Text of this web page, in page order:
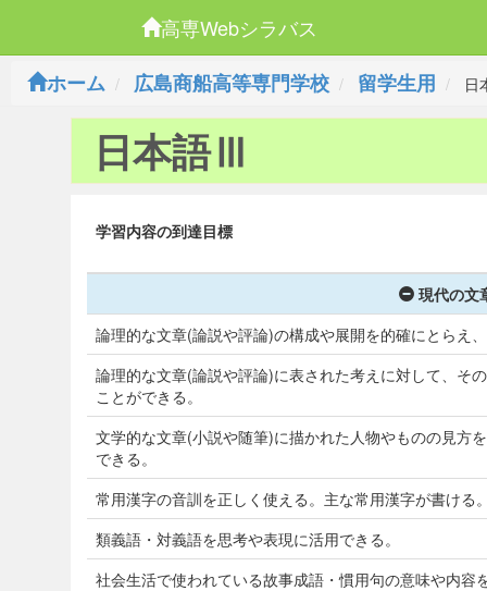
高専Webシラバス
ホーム
広島商船高等専門学校 留学生用 日
日本語Ⅲ
学習内容の到達目標
現代の文
論理的な文章(論説や評論)の構成や展開を的確にとらえ
論理的な文章(論説や評論)に表された考えに対して、そ
ことができる。
文学的な文章(小説や随筆)に描かれた人物やものの見方
できる。
常用漢字の音訓を正しく使える。主な常用漢字が書ける
類義語・対義語を思考や表現に活用できる。
社会生活で使われている故事成語・慣用句の意味や内容